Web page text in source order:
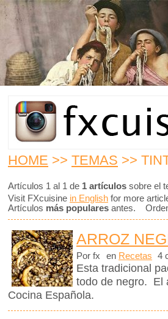
HOME >> TEMAS >>
Artículos 1 al 1 de 1 artículos sobre el
Visit FXcuisine in English for more
Artículos más populares antes.
ARROZ
Por fx en Recetas 4
Esta tradicional
todo de negro. El
Cocina Española.